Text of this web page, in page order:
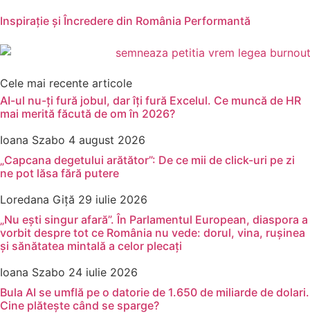
Inspirație și Încredere din România Performantă
Cele mai recente articole
AI-ul nu-ți fură jobul, dar îți fură Excelul. Ce muncă de HR
mai merită făcută de om în 2026?
Ioana Szabo 4 august 2026
„Capcana degetului arătător”: De ce mii de click-uri pe zi
ne pot lăsa fără putere
Loredana Giță 29 iulie 2026
„Nu ești singur afară”. În Parlamentul European, diaspora a
vorbit despre tot ce România nu vede: dorul, vina, rușinea
și sănătatea mintală a celor plecați
Ioana Szabo 24 iulie 2026
Bula AI se umflă pe o datorie de 1.650 de miliarde de dolari.
Cine plătește când se sparge?